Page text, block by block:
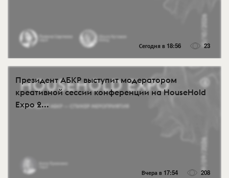
Сегодня в 18:56 23
Президент АБКР выступит модератором
креативной сессии конференции на HouseHold
Expo 2...
Вчера в 17:54 208